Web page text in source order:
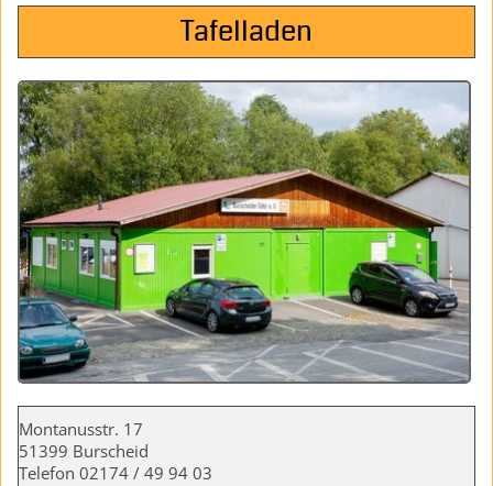
Tafelladen
Montanusstr. 17
51399 Burscheid
Telefon 02174 / 49 94 03